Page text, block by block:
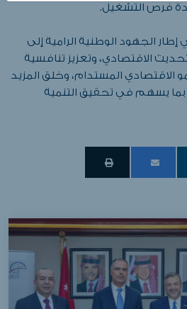
فرص التشغيل.
إطار الجهود الوطنية الرامية إلى
الاقتصادي، وتعزيز تنافسية
الاقتصادي المستدام، وخلق المزيد
بما يسهم في تحقيق التنمية